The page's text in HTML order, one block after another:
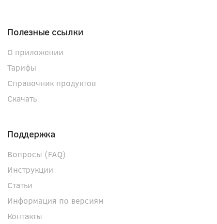
Полезные ссылки
О приложении
Тарифы
Справочник продуктов
Скачать
Поддержка
Вопросы (FAQ)
Инструкции
Статьи
Информация по версиям
Контакты